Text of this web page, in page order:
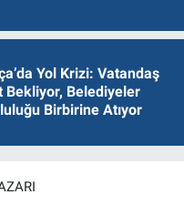
Yol Krizi: Vatandaş
Bekliyor, Belediyeler
Birbirine Atıyor